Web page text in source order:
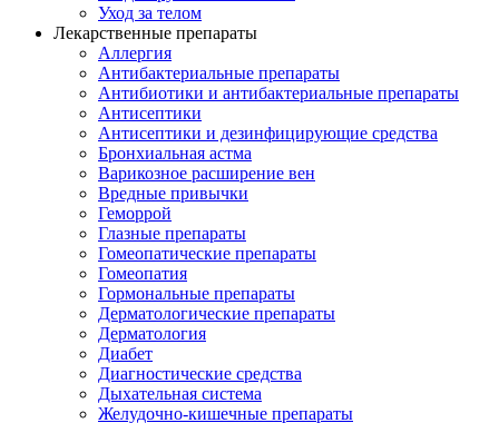
Уход за телом
Лекарственные препараты
Аллергия
Антибактериальные препараты
Антибиотики и антибактериальные препараты
Антисептики
Антисептики и дезинфицирующие средства
Бронхиальная астма
Варикозное расширение вен
Вредные привычки
Геморрой
Глазные препараты
Гомеопатические препараты
Гомеопатия
Гормональные препараты
Дерматологические препараты
Дерматология
Диабет
Диагностические средства
Дыхательная система
Желудочно-кишечные препараты